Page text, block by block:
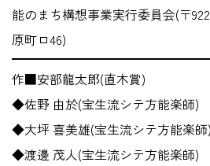
能のまち構想事業実行委員会(〒
原町ロ46)
作■安部龍太郎(直木賞)
◆佐野 由於(宝生流シテ方能楽師)
◆大坪 喜美雄(宝生流シテ方能楽師)
◆渡邊 茂人(宝生流シテ方能楽師)